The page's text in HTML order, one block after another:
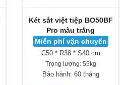
Két sắt việt tiệp BO50BF
Pro màu trắng
Miễn phí vận chuyển
C50 * R38 * S40 cm
Trọng lượng:55kg
Bảo hành: 60 tháng